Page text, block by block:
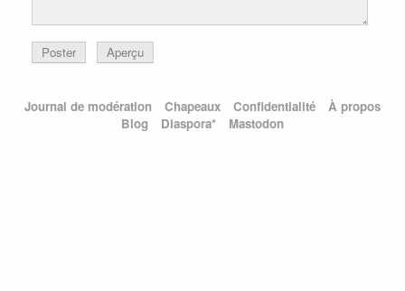
Poster Aperçu
Journal de modération Chapeaux Confidentialité
À propos
Blog
Diaspora* Mastodon